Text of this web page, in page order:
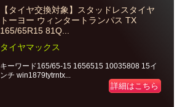
【タイヤ交換対象】スタッドレスタイヤ
トーヨー ウィンタートランパス TX
165/65R15 81Q...
タイヤマックス
キーワード165/65-15 1656515 10035808 15イ
ンチ win1879tytrntx...
詳細はこちら